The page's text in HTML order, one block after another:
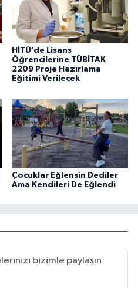
HİTÜ’de Lisans
Öğrencilerine TÜBİTAK
2209 Proje Hazırlama
Eğitimi Verilecek
Çocuklar Eğlensin Dediler
Ama Kendileri De Eğlendi